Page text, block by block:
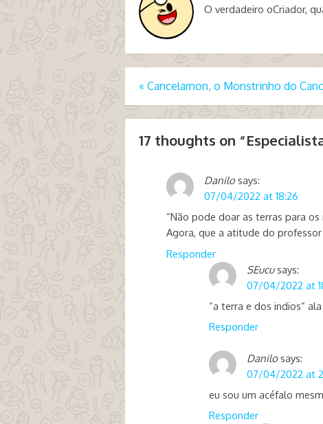
O verdadeiro oCriador,
« Cancelamon, o Monstrinho do
17 thoughts on “
Danilo says:
07/04/2022 at 18:26
“Não pode doar as terras para
Agora, que a atitude do
Responder
SEucu says:
07/04/2022 at
“a terra e dos indios”
Responder
Danilo says:
07/04/2022 at
eu sou um acéfalo
Responder